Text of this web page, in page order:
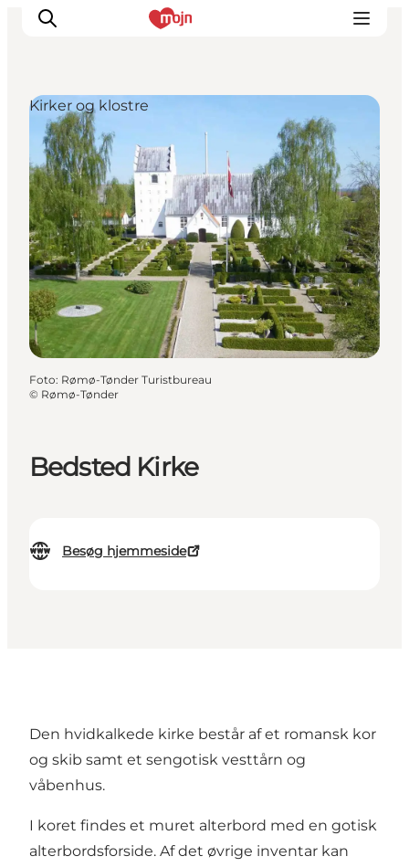
Oplevelser
Byer & Steder
Det sker
Overnatning
Planlæg din ferie
Booking
Bedsted Kirke
Besøg hjemmeside
Kirker og klostre
Foto: Rømø-Tønder Turistbureau
© Rømø-Tønder
Den hvidkalkede kirke består af et romansk kor
og skib samt et sengotisk vesttårn og
våbenhus.
I koret findes et muret alterbord med en gotisk
alterbordsforside. Af det øvrige inventar kan